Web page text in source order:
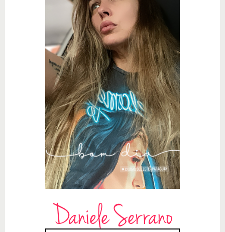
Daniele Serrano